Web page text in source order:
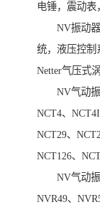
电锤，震动表
NV振动器
统，液压控制
Netter气压式
NV气动振
NCT4、
NCT29、
NCT126、
NV气动振
NVR49、